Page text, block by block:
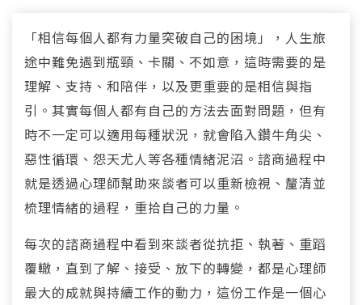
「相信每個人都有力量突破自己的困境」，人生旅
途中難免遇到瓶頸、卡關、不如意，這時需要的是
理解、支持、和陪伴，以及更重要的是相信與指
引。其實每個人都有自己的方法去面對問題，但有
時不一定可以適用每種狀況，就會陷入鑽牛角尖、
惡性循環、怨天尤人等各種情緒泥沼。諮商過程中
就是透過心理師幫助來談者可以重新檢視、釐清並
梳理情緒的過程，重拾自己的力量。
每次的諮商過程中看到來談者從抗拒、執著、重蹈
覆轍，直到了解、接受、放下的轉變，都是心理師
最大的成就與持續工作的動力，這份工作是一個心